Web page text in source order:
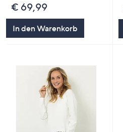
€ 69,99
In den Warenkorb